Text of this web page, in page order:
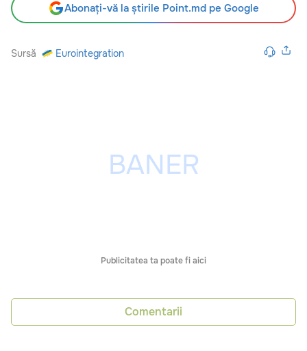
Abonați-vă la știrile Point.md pe Google
Sursă Eurointegration
Publicitatea ta poate fi aici
Comentarii